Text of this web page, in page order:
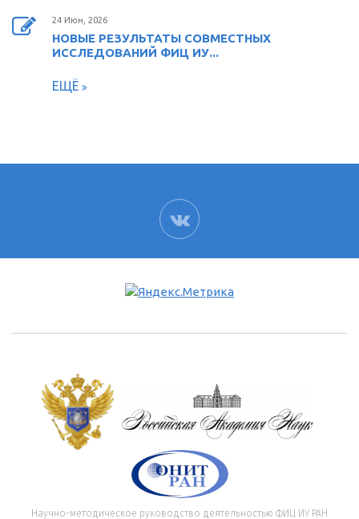
24 Июн, 2026
НОВЫЕ РЕЗУЛЬТАТЫ СОВМЕСТНЫХ
ИССЛЕДОВАНИЙ ФИЦ ИУ...
ЕЩЁ
ВК
Научно-методическое руководство деятельностью ФИЦ ИУ РАН